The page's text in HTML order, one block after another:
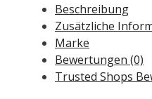
Zahnpasta
Erdbeere
Menge
Beschreibung
Zusätzliche
Marke
Bewertungen (0)
Trusted Shops